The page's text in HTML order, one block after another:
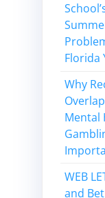
Florida
Why
Mental
WEB
and